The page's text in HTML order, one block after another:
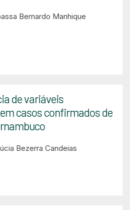
Bernardo Manhique
de variáveis
casos confirmados de
Bezerra Candeias